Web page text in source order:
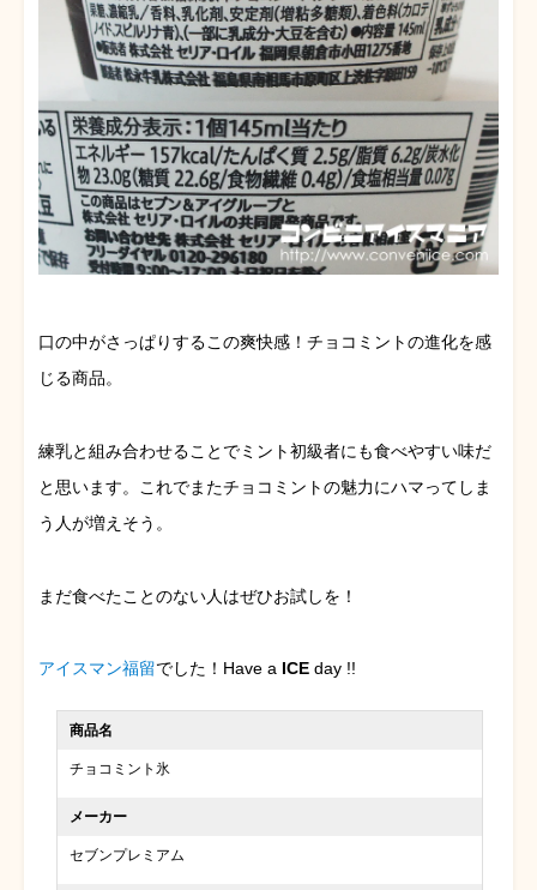
口の中がさっぱりするこの爽快感！チョコミントの進化を感
じる商品。
練乳と組み合わせることでミント初級者にも食べやすい味だ
と思います。これでまたチョコミントの魅力にハマってしま
う人が増えそう。
まだ食べたことのない人はぜひお試しを！
アイスマン福留でした！Have a ICE day !!
商品名
チョコミント氷
メーカー
セブンプレミアム